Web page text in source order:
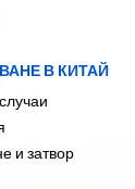
В КИТАЙ
и затвор